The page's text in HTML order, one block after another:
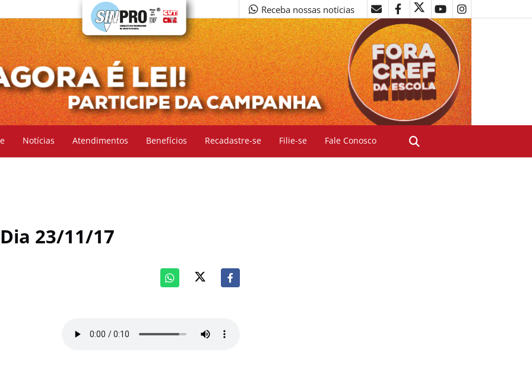
Receba nossas notícias
Notícias Atendimentos Benefícios Recadastre-se Filie-se Fale Conosco
23/11/17